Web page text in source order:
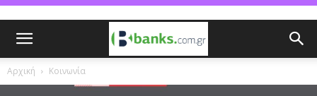
Αρχική Κοινωνία